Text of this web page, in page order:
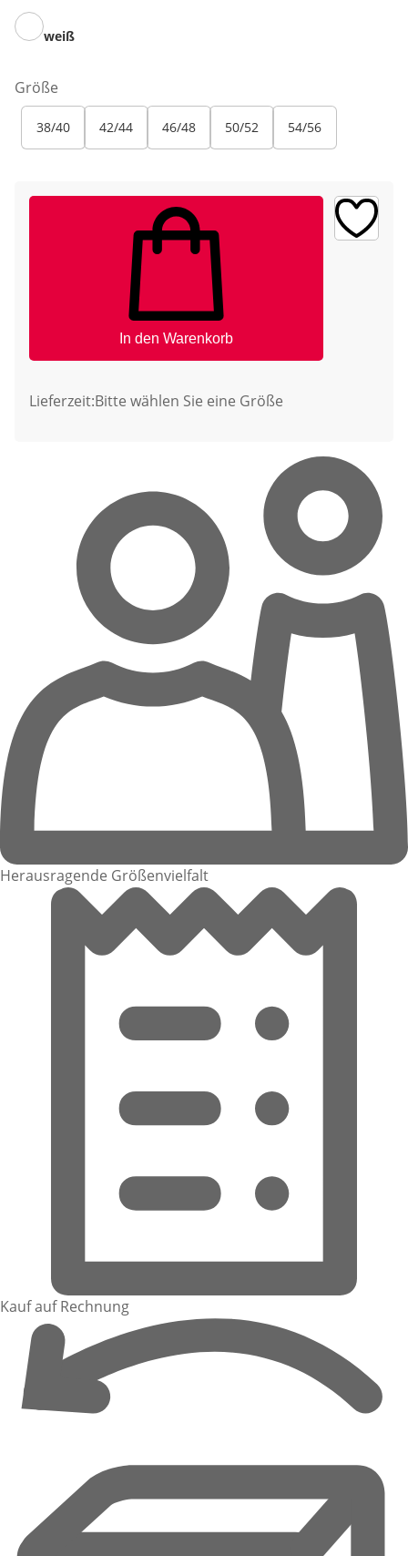
weiß
Größe
38/40 42/44 46/48 50/52 54/56
In den Warenkorb
Lieferzeit:Bitte wählen Sie eine Größe
Herausragende Größenvielfalt
Kauf auf Rechnung